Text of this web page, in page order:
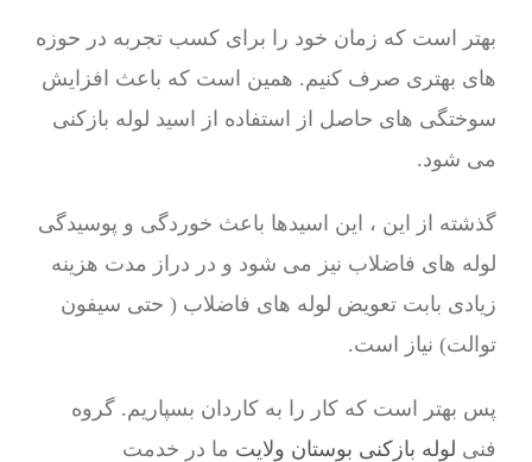
بهتر است که زمان خود را برای کسب تجربه در حوزه
های بهتری صرف کنیم. همین است که باعث افزایش
سوختگی های حاصل از استفاده از اسید لوله بازکنی
می شود.
گذشته از این ، این اسیدها باعث خوردگی و پوسیدگی
لوله های فاضلاب نیز می شود و در دراز مدت هزینه
زیادی بابت تعویض لوله های فاضلاب ( حتی سیفون
توالت) نیاز است.
پس بهتر است که کار را به کاردان بسپاریم. گروه
فنی لوله بازکنی بوستان ولایت ما در خدمت